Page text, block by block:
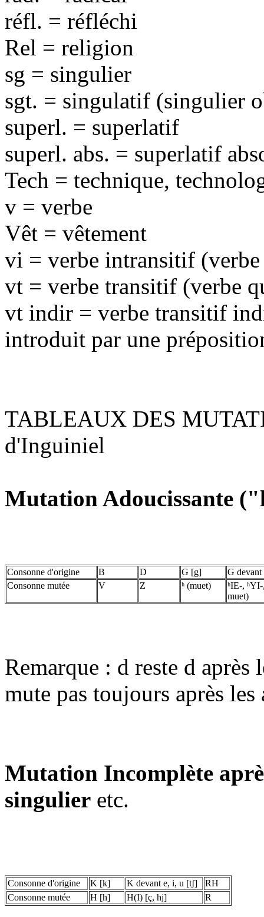
réfl. = réfléchi
Rel = religion
sg = singulier
sgt. = singulatif (singulier
superl. = superlatif
superl. abs. = superlatif
Tech = technique,
v = verbe
Vêt = vêtement
vi = verbe intransitif
vt = verbe transitif (verbe
vt indir = verbe transitif
introduit par une
TABLEAUX DES
d'Inguiniel
Mutation Adoucissante
Consonne d'origine B D G [g]
G
Consonne mutée
V Z ʰ (muet)
ʰIE-, ʰYI-
muet)
Remarque : d reste d
mute pas toujours après les
Mutation Incomplète
singulier etc.
Consonne d'origine K [k] K devant e, i, u [tʃ]
RH
Consonne mutée
H [h] H(I) [ç, hj] R